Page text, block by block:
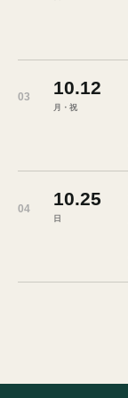
03 10.12
月・祝
04 10.25
日